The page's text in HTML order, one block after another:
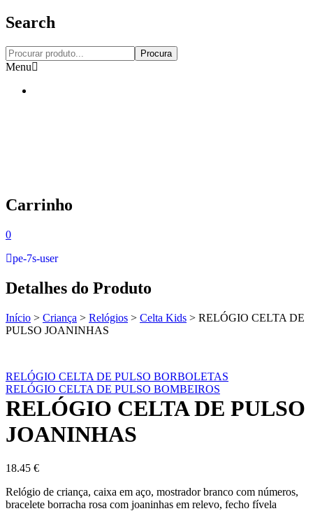
Search
Procura
Menu
Carrinho
0
pe-7s-user
Detalhes do Produto
Início > Criança > Relógios > Celta Kids > RELÓGIO CELTA DE
PULSO JOANINHAS
RELÓGIO CELTA DE PULSO BORBOLETAS
RELÓGIO CELTA DE PULSO BOMBEIROS
RELÓGIO CELTA DE PULSO
JOANINHAS
18.45 €
Relógio de criança, caixa em aço, mostrador branco com números,
bracelete borracha rosa com joaninhas em relevo, fecho fívela